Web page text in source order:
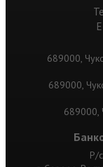
689000,
689000,
689000,
Р/